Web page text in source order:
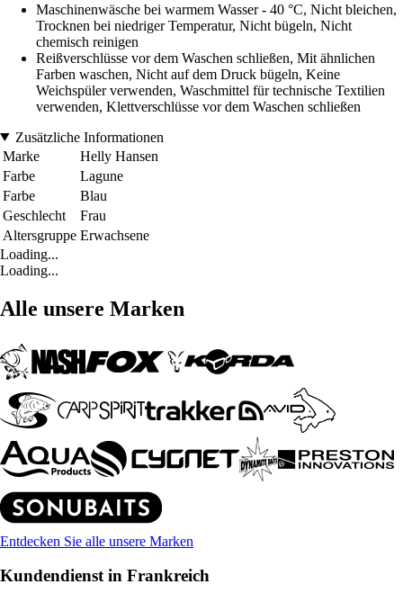
Maschinenwäsche bei warmem Wasser - 40 °C, Nicht bleichen,
Trocknen bei niedriger Temperatur, Nicht bügeln, Nicht
chemisch reinigen
Reißverschlüsse vor dem Waschen schließen, Mit ähnlichen
Farben waschen, Nicht auf dem Druck bügeln, Keine
Weichspüler verwenden, Waschmittel für technische Textilien
verwenden, Klettverschlüsse vor dem Waschen schließen
Zusätzliche Informationen
Marke
Helly Hansen
Farbe
Lagune
Farbe
Blau
Geschlecht
Frau
Altersgruppe Erwachsene
Loading...
Loading...
Alle unsere Marken
Entdecken Sie alle unsere Marken
Kundendienst in Frankreich